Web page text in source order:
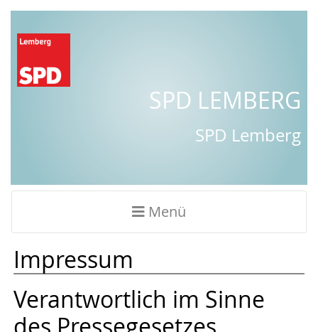
SPD LEMBERG
SPD Lemberg
Menü
Impressum
Verantwortlich im Sinne
des Pressegesetzes